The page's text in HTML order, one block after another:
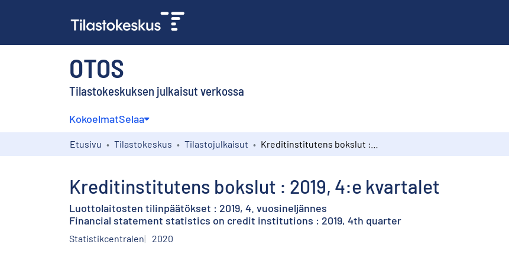
OTOS
Tilastokeskuksen julkaisut verkossa
KokoelmatSelaa
Etusivu Tilastokeskus Tilastojulkaisut
Kreditinstitutens bokslut : 2019, 4:e kvartalet
Luottolaitosten tilinpäätökset : 2019, 4. vuosineljännes
Financial statement statistics on credit institutions : 2019, 4th quarter
Statistikcentralen 2020